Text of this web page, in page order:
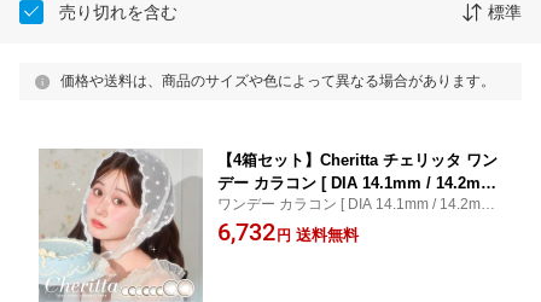
売り切れを含む 標準
価格や送料は、商品のサイズや色によって異なる場合があります。
【4箱セット】Cheritta チェリッタ ワン
デー カラコン [ DIA 14.1mm / 14.2mm
/ 1day / 10枚 ] 1日使い捨て カラーコン
タクト カラーコンタクトレンズ 度あり
ワンデー カラコン [ DIA 14.1mm / 14.2mm /
1day / 10枚 ] 1日使い捨て カラーコンタク
ト カラーコンタクトレンズ 度あり 度なし
6,732 円 送料無料